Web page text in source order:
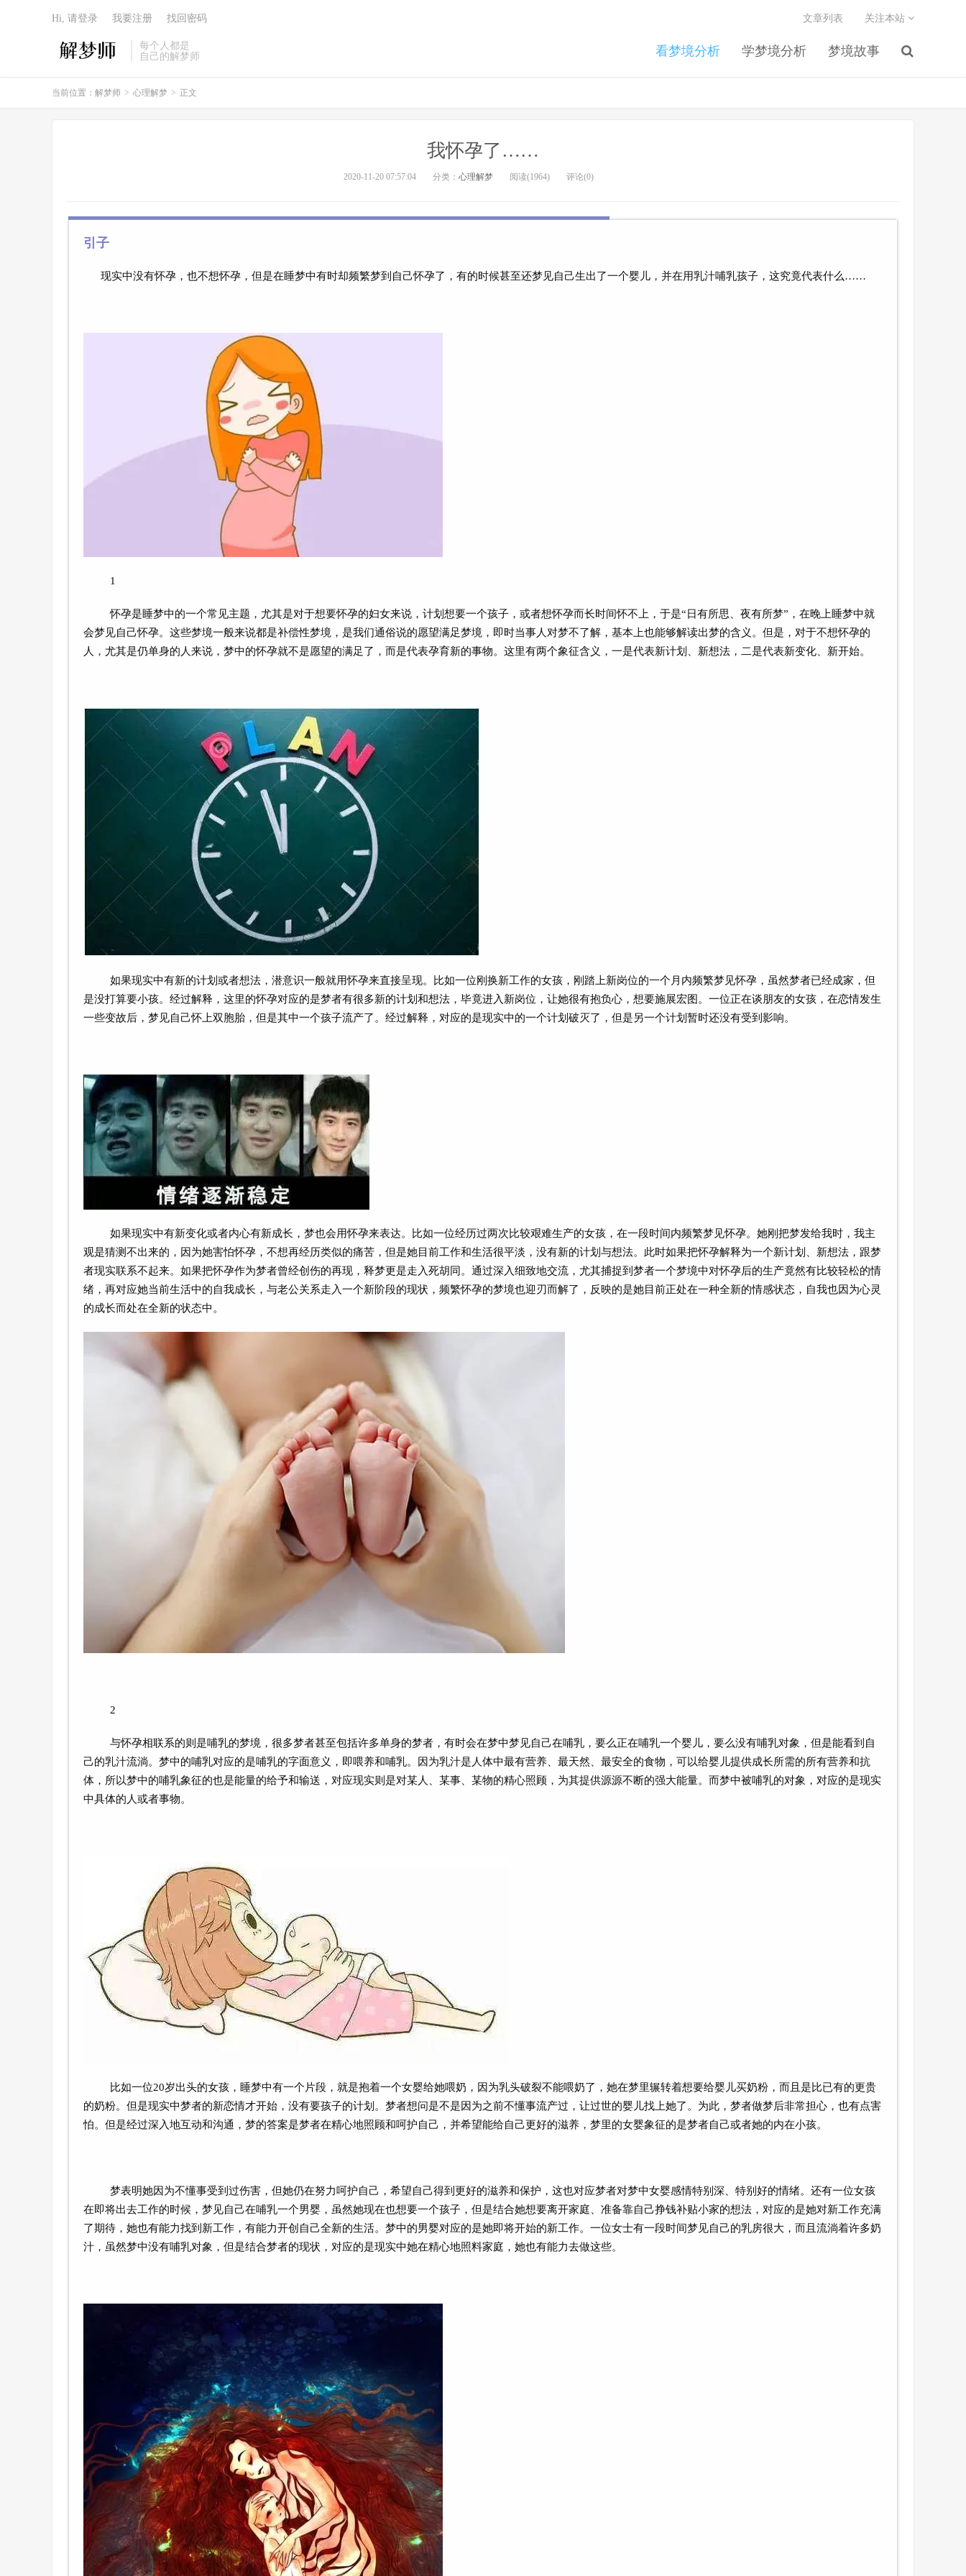
每个人都是
自己的解梦师
看梦境分析 学梦境分析 梦境故事
文章列表 关注本站
Hi, 请登录 我要注册 找回密码
当前位置： 解梦师 > 心理解梦 > 正文
我怀孕了……
2020-11-20 07:57:04 分类： 心理解梦 阅读(1964) 评论(0)
引子
现实中没有怀孕，也不想怀孕，但是在睡梦中有时却频繁梦到自己怀孕了，有的时候甚至还梦见自己生出了一个婴儿，并在用乳汁哺乳孩子，这究竟代表什么……
1
怀孕是睡梦中的一个常见主题，尤其是对于想要怀孕的妇女来说，计划想要一个孩子，或者想怀孕而长时间怀不上，于是“日有所思、夜有所梦”，在晚上睡梦中就
会梦见自己怀孕。这些梦境一般来说都是补偿性梦境，是我们通俗说的愿望满足梦境，即时当事人对梦不了解，基本上也能够解读出梦的含义。但是，对于不想怀孕的
人，尤其是仍单身的人来说，梦中的怀孕就不是愿望的满足了，而是代表孕育新的事物。这里有两个象征含义，一是代表新计划、新想法，二是代表新变化、新开始。
如果现实中有新的计划或者想法，潜意识一般就用怀孕来直接呈现。比如一位刚换新工作的女孩，刚踏上新岗位的一个月内频繁梦见怀孕，虽然梦者已经成家，但
是没打算要小孩。经过解释，这里的怀孕对应的是梦者有很多新的计划和想法，毕竟进入新岗位，让她很有抱负心，想要施展宏图。一位正在谈朋友的女孩，在恋情发生
一些变故后，梦见自己怀上双胞胎，但是其中一个孩子流产了。经过解释，对应的是现实中的一个计划破灭了，但是另一个计划暂时还没有受到影响。
如果现实中有新变化或者内心有新成长，梦也会用怀孕来表达。比如一位经历过两次比较艰难生产的女孩，在一段时间内频繁梦见怀孕。她刚把梦发给我时，我主
观是猜测不出来的，因为她害怕怀孕，不想再经历类似的痛苦，但是她目前工作和生活很平淡，没有新的计划与想法。此时如果把怀孕解释为一个新计划、新想法，跟梦
者现实联系不起来。如果把怀孕作为梦者曾经创伤的再现，释梦更是走入死胡同。通过深入细致地交流，尤其捕捉到梦者一个梦境中对怀孕后的生产竟然有比较轻松的情
绪，再对应她当前生活中的自我成长，与老公关系走入一个新阶段的现状，频繁怀孕的梦境也迎刃而解了，反映的是她目前正处在一种全新的情感状态，自我也因为心灵
的成长而处在全新的状态中。
2
与怀孕相联系的则是哺乳的梦境，很多梦者甚至包括许多单身的梦者，有时会在梦中梦见自己在哺乳，要么正在哺乳一个婴儿，要么没有哺乳对象，但是能看到自
己的乳汁流淌。梦中的哺乳对应的是哺乳的字面意义，即喂养和哺乳。因为乳汁是人体中最有营养、最天然、最安全的食物，可以给婴儿提供成长所需的所有营养和抗
体，所以梦中的哺乳象征的也是能量的给予和输送，对应现实则是对某人、某事、某物的精心照顾，为其提供源源不断的强大能量。而梦中被哺乳的对象，对应的是现实
中具体的人或者事物。
比如一位20岁出头的女孩，睡梦中有一个片段，就是抱着一个女婴给她喂奶，因为乳头破裂不能喂奶了，她在梦里辗转着想要给婴儿买奶粉，而且是比已有的更贵
的奶粉。但是现实中梦者的新恋情才开始，没有要孩子的计划。梦者想问是不是因为之前不懂事流产过，让过世的婴儿找上她了。为此，梦者做梦后非常担心，也有点害
怕。但是经过深入地互动和沟通，梦的答案是梦者在精心地照顾和呵护自己，并希望能给自己更好的滋养，梦里的女婴象征的是梦者自己或者她的内在小孩。
梦表明她因为不懂事受到过伤害，但她仍在努力呵护自己，希望自己得到更好的滋养和保护，这也对应梦者对梦中女婴感情特别深、特别好的情绪。还有一位女孩
在即将出去工作的时候，梦见自己在哺乳一个男婴，虽然她现在也想要一个孩子，但是结合她想要离开家庭、准备靠自己挣钱补贴小家的想法，对应的是她对新工作充满
了期待，她也有能力找到新工作，有能力开创自己全新的生活。梦中的男婴对应的是她即将开始的新工作。一位女士有一段时间梦见自己的乳房很大，而且流淌着许多奶
汁，虽然梦中没有哺乳对象，但是结合梦者的现状，对应的是现实中她在精心地照料家庭，她也有能力去做这些。